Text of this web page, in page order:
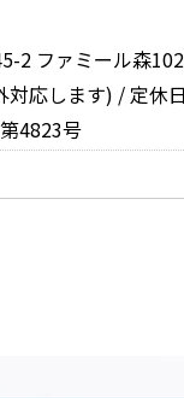
2 ファミール森
応します) / 定休
4823号